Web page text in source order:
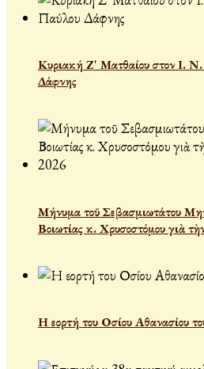
Κυριακή Ζ' Ματθαίου στον Ι.
Δάφνης
Μήνυμα τοῦ Σεβασμιωτάτου
Βοιωτίας κ. Χρυσοστόμου γιὰ
Η εορτή του Οσίου Αθανασίου